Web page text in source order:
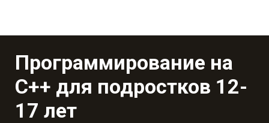
Программирование на
С++ для подростков 12-
17 лет